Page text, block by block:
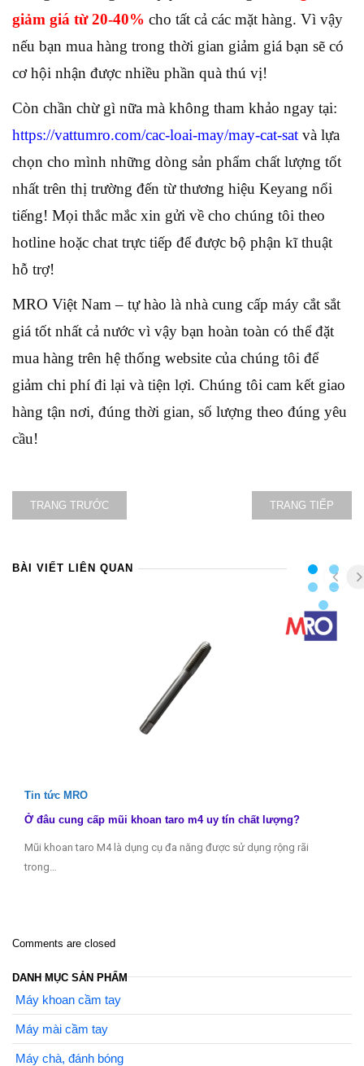
giảm giá từ 20-40% cho tất cả các mặt hàng. Vì vậy
nếu bạn mua hàng trong thời gian giảm giá bạn sẽ có
cơ hội nhận được nhiều phần quà thú vị!
Còn chần chừ gì nữa mà không tham khảo ngay tại:
https://vattumro.com/cac-loai-may/may-cat-sat và lựa
chọn cho mình những dòng sản phẩm chất lượng tốt
nhất trên thị trường đến từ thương hiệu Keyang nổi
tiếng! Mọi thắc mắc xin gửi về cho chúng tôi theo
hotline hoặc chat trực tiếp để được bộ phận kĩ thuật
hỗ trợ!
MRO Việt Nam – tự hào là nhà cung cấp máy cắt sắt
giá tốt nhất cả nước vì vậy bạn hoàn toàn có thể đặt
mua hàng trên hệ thống website của chúng tôi để
giảm chi phí đi lại và tiện lợi. Chúng tôi cam kết giao
hàng tận nơi, đúng thời gian, số lượng theo đúng yêu
cầu!
TRANG TRƯỚC TRANG TIẾP
BÀI VIẾT LIÊN QUAN
Tin tức MRO
Ở đâu cung cấp mũi khoan taro m4 uy tín chất lượng?
Mũi khoan taro M4 là dụng cụ đa năng được sử dụng rộng rãi
trong…
Comments are closed
DANH MỤC SẢN PHẨM
Máy khoan cầm tay
Máy mài cầm tay
Máy chà, đánh bóng